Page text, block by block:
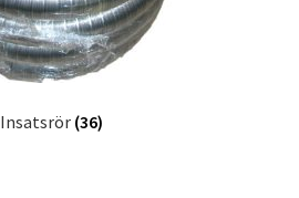
Insatsrör (36)